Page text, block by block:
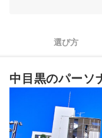
手ぶらで通いた
5 ェック
中目黒のパーソナルジム
パーソナルジムのメリッ
選び方
中目黒のパーソ